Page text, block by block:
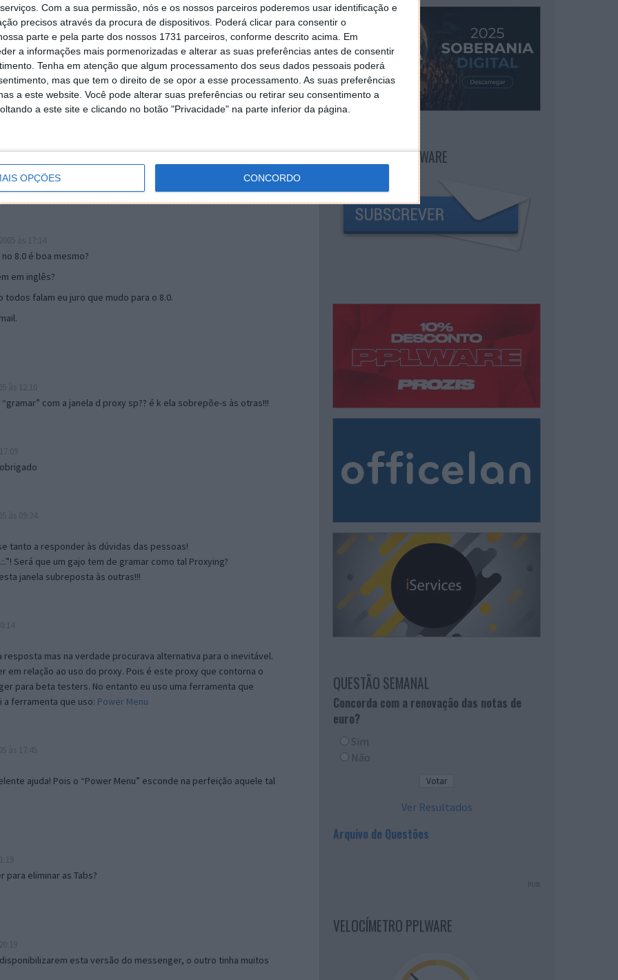
Com a sua permissão, nós e os nossos parceiros poderemos usar identificação e
precisos através da procura de dispositivos. Poderá clicar para consentir o
parte e pela parte dos nossos 1731 parceiros, conforme descrito acima. Em
a informações mais pormenorizadas e alterar as suas preferências antes de consentir
Tenha em atenção que algum processamento dos seus dados pessoais poderá
mas que tem o direito de se opor a esse processamento. As suas preferências
a este website. Você pode alterar suas preferências ou retirar seu consentimento a
a este site e clicando no botão "Privacidade" na parte inferior da página.
OPÇÕES CONCORDO
mail algum.
17:00
8.0 é boa mesmo?
em inglês?
falam eu juro que mudo para o 8.0.
com a janela d proxy sp?? é k ela sobrepõe-s às otras!!!
tanto a responder às dúvidas das pessoas!
Será que um gajo tem de gramar como tal Proxying?
janela subreposta às outras!!!
mas na verdade procurava alternativa para o inevitável.
em relação ao uso do proxy. Pois é este proxy que contorna o
para beta testers. No entanto eu uso uma ferramenta que
ferramenta que uso: Power Menu
ajuda! Pois o “Power Menu” esconde na perfeição aquele tal
para eliminar as Tabs?
esta versão do messenger, o outro tinha muitos
NEWSLETTER PPLWARE
QUESTÃO SEMANAL
Concorda com a renovação das notas de
euro?
Sim
Não
Ver Resultados
Arquivo de Questões
PUB
VELOCÍMETRO PPLWARE